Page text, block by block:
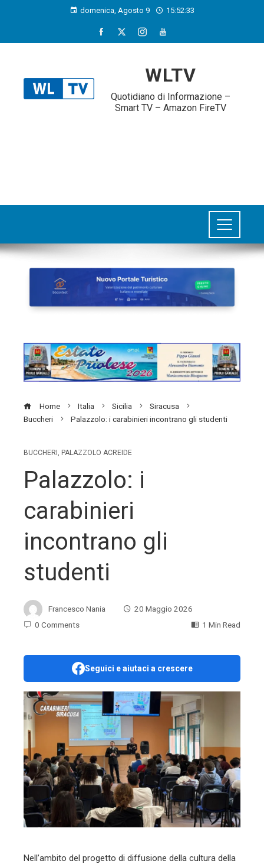
domenica, Agosto 9 15:52:34
WLTV
Quotidiano di Informazione –
Smart TV – Amazon FireTV
Home Italia Sicilia
Siracusa
Buccheri
Palazzolo: i carabinieri incontrano gli studenti
BUCCHERI , PALAZZOLO ACREIDE
Palazzolo: i
carabinieri
incontrano gli
studenti
Francesco Nania
20 Maggio 2026
0 Comments
1 Min Read
Seguici e aiutaci a crescere
Nell’ambito del progetto di diffusione della cultura della